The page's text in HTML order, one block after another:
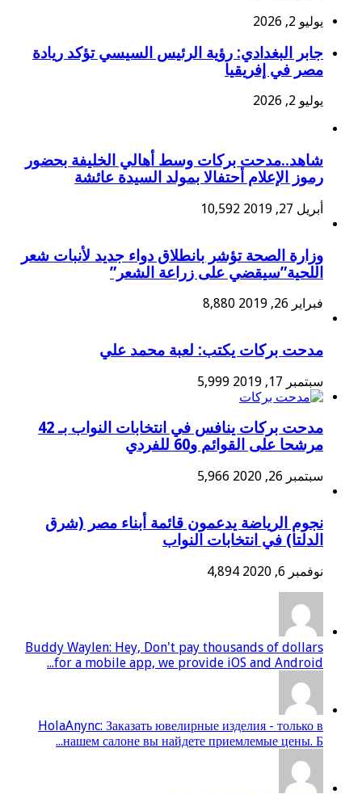
يوليو 2, 2026
جابر البغدادي: رؤية الرئيس السيسي تؤكد ريادة
مصر في إفريقيا
يوليو 2, 2026
شاهد..مدحت بركات وسط أهالي الخليفة بحضور
رموز الإعلام أحتفالا بمولد السيدة عائشة
أبريل 27, 2019 10,592
وزارة الصحة تؤشر بانطلاق دواء جديد لأنبات شعر
اللحية”سيقضي على زراعة الشعر”
فبراير 26, 2019 8,880
مدحت بركات يكتب: لعبة محمد علي
سبتمبر 17, 2019 5,999
مدحت بركات ينافس في انتخابات النواب بـ 42
مرشحا على القوائم و60 للفردي
سبتمبر 26, 2020 5,966
نجوم الرياضة يدعمون قائمة أبناء مصر (شرق
الدلتا) في انتخابات النواب
نوفمبر 6, 2020 4,894
Buddy Waylen: Hey, Don't pay thousands of dollars
for a mobile app, we provide iOS and Android...
HolaAnync: Заказать ювелирные изделия - только в
нашем салоне вы найдете приемлемые цены. Б...